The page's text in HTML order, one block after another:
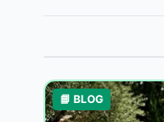
Flokulant gel za
Sredstvo za
📘 BLOG